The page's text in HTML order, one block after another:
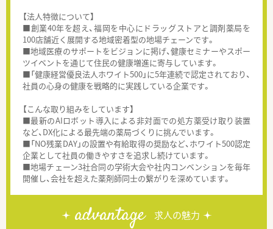
【法人特徴について】
■創業40年を超え、福岡を中心にドラッグストアと調剤薬局を
100店舗近く展開する地域密着型の地場チェーンです。
■地域医療のサポートをビジョンに掲げ、健康セミナーやスポー
ツイベントを通じて住民の健康増進に寄与しています。
■「健康経営優良法人ホワイト500」に5年連続で認定されており、
社員の心身の健康を戦略的に実践している企業です。
【こんな取り組みをしています】
■最新のAIロボット導入による非対面での処方薬受け取り装置
など、DX化による最先端の薬局づくりに挑んでいます。
■「NO残業DAY」の設置や有給取得の奨励など、ホワイト500認定
企業として社員の働きやすさを追求し続けています。
■地場チェーン3社合同の学術大会や社内コンベンションを毎年
開催し、会社を超えた薬剤師同士の繋がりを深めています。
advantage 求人の魅力